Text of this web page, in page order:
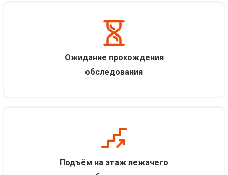
Ожидание прохождения
обследования
Подъём на этаж лежачего